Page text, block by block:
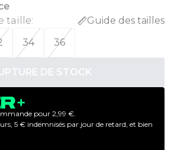
taille:
Guide des tailles
34 36
DE STOCK
pour 2,99 €.
5 € indemnisés par jour de retard, et bien